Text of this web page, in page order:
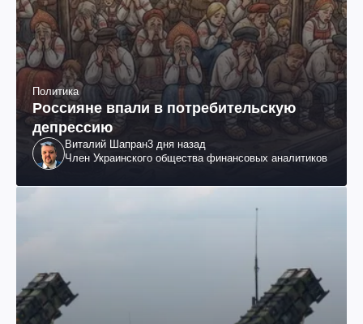
Политика
Россияне впали в потребительскую
депрессию
Виталий Шапран3 дня назад
Член Украинского общества финансовых аналитиков